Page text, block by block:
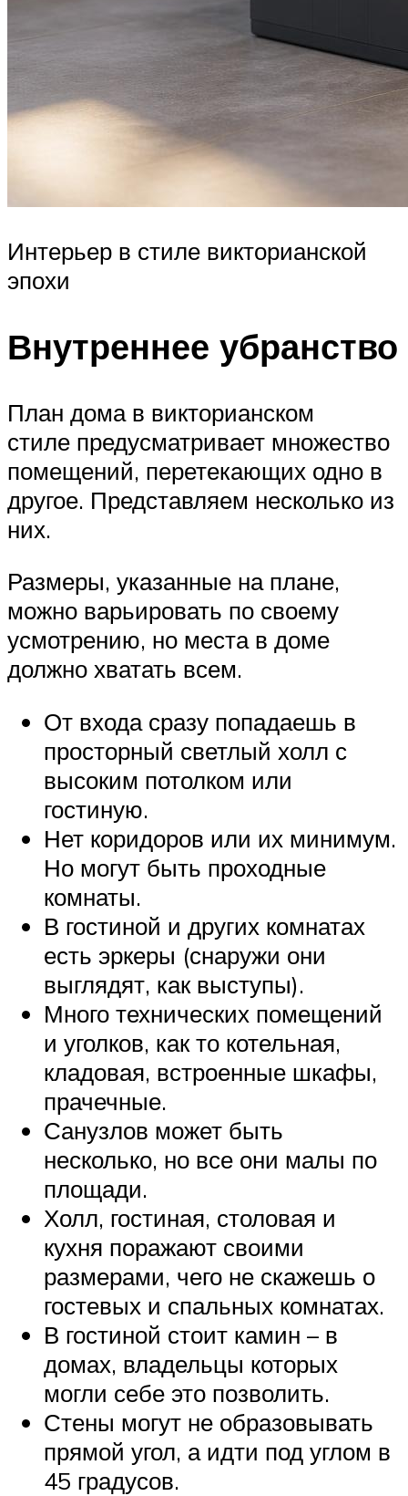
Интерьер в стиле викторианской
эпохи
Внутреннее убранство
План дома в викторианском
стиле предусматривает множество
помещений, перетекающих одно в
другое. Представляем несколько из
них.
Размеры, указанные на плане,
можно варьировать по своему
усмотрению, но места в доме
должно хватать всем.
От входа сразу попадаешь в
просторный светлый холл с
высоким потолком или
гостиную.
Нет коридоров или их минимум.
Но могут быть проходные
комнаты.
В гостиной и других комнатах
есть эркеры (снаружи они
выглядят, как выступы).
Много технических помещений
и уголков, как то котельная,
кладовая, встроенные шкафы,
прачечные.
Санузлов может быть
несколько, но все они малы по
площади.
Холл, гостиная, столовая и
кухня поражают своими
размерами, чего не скажешь о
гостевых и спальных комнатах.
В гостиной стоит камин – в
домах, владельцы которых
могли себе это позволить.
Стены могут не образовывать
прямой угол, а идти под углом в
45 градусов.